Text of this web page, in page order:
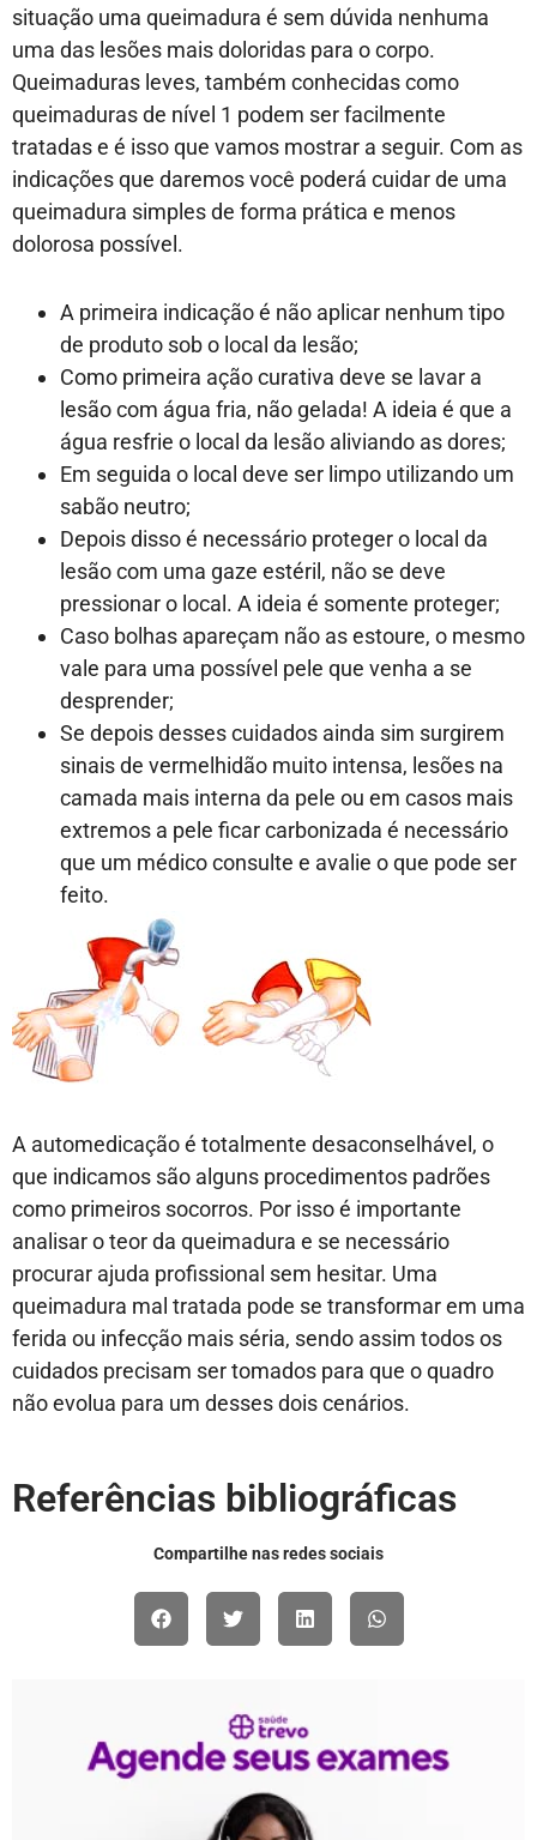
situação uma queimadura é sem dúvida nenhuma
uma das lesões mais doloridas para o corpo.
Queimaduras leves, também conhecidas como
queimaduras de nível 1 podem ser facilmente
tratadas e é isso que vamos mostrar a seguir. Com as
indicações que daremos você poderá cuidar de uma
queimadura simples de forma prática e menos
dolorosa possível.
A primeira indicação é não aplicar nenhum tipo
de produto sob o local da lesão;
Como primeira ação curativa deve se lavar a
lesão com água fria, não gelada! A ideia é que a
água resfrie o local da lesão aliviando as dores;
Em seguida o local deve ser limpo utilizando um
sabão neutro;
Depois disso é necessário proteger o local da
lesão com uma gaze estéril, não se deve
pressionar o local. A ideia é somente proteger;
Caso bolhas apareçam não as estoure, o mesmo
vale para uma possível pele que venha a se
desprender;
Se depois desses cuidados ainda sim surgirem
sinais de vermelhidão muito intensa, lesões na
camada mais interna da pele ou em casos mais
extremos a pele ficar carbonizada é necessário
que um médico consulte e avalie o que pode ser
feito.
A automedicação é totalmente desaconselhável, o
que indicamos são alguns procedimentos padrões
como primeiros socorros. Por isso é importante
analisar o teor da queimadura e se necessário
procurar ajuda profissional sem hesitar. Uma
queimadura mal tratada pode se transformar em uma
ferida ou infecção mais séria, sendo assim todos os
cuidados precisam ser tomados para que o quadro
não evolua para um desses dois cenários.
Referências bibliográficas
Compartilhe nas redes sociais